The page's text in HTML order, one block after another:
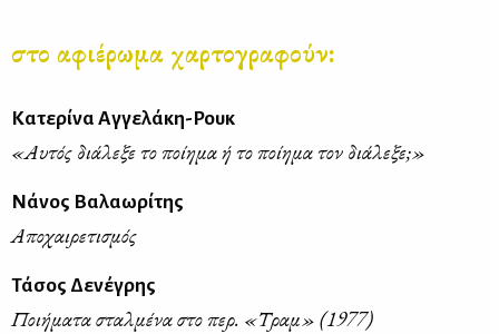
στο αφιέρωμα χαρτογραφούν:
Κατερίνα Αγγελάκη-Ρουκ
«Αυτός διάλεξε το ποίημα ή το ποίημα τον διάλεξε;»
Νάνος Βαλαωρίτης
Αποχαιρετισμός
Τάσος Δενέγρης
Ποιήματα σταλμένα στο περ. «Τραμ» (1977)